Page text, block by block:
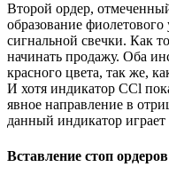
Второй ордер,
образование
сигнальной свечки. Как
начинать продажу. Оба
красного цвета, так же,
И хотя индикатор ССl
явное направление в
данный индикатор
Вставление стоп